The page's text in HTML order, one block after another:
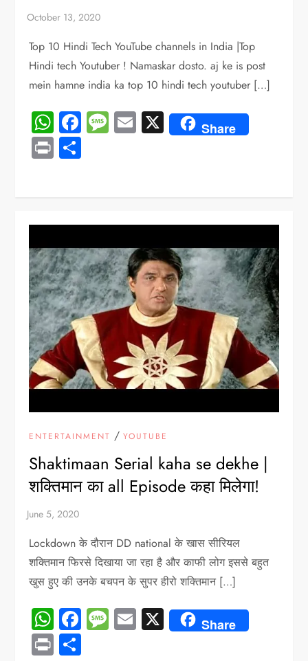
Top 10 Hindi Tech YouTube channels in India |Top
Hindi tech Youtuber ! Namaskar dosto. aj ke is post
mein hamne india ka top 10 hindi tech youtuber […]
WhatsApp
Facebook
Message
Email
X Share
Print
ENTERTAINMENT /YOUTUBE
Shaktimaan Serial kaha se dekhe |
शक्तिमान का all Episode कहा मिलेगा!
Lockdown के दौरान DD national के खास सीरियल
शक्तिमान फिरसे दिखाया जा रहा है और काफी लोग इससे बहुत
खुस हुए की उनके बचपन के सुपर हीरो शक्तिमान […]
WhatsApp
Facebook
Message
Email
X Share
Print